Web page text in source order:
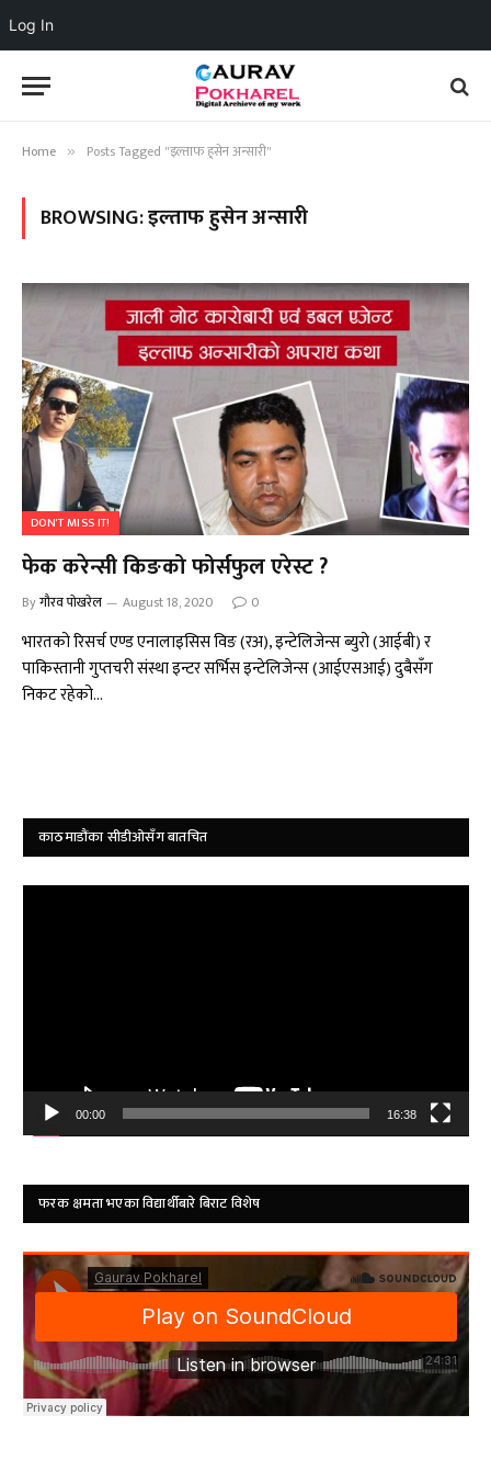
Log In
Home » Posts Tagged "इल्ताफ हुसेन अन्सारी"
BROWSING:इल्ताफ हुसेन अन्सारी
DON'T MISS IT!
फेक करेन्सी किङको फोर्सफुल एरेस्ट ?
Byगौरव पोखरेल August 18, 2020 0
भारतको रिसर्च एण्ड एनालाइसिस विङ (रअ), इन्टेलिजेन्स ब्युरो (आईबी) र
पाकिस्तानी गुप्तचरी संस्था इन्टर सर्भिस इन्टेलिजेन्स (आईएसआई) दुबैसँग
निकट रहेको…
काठमाडौंका सीडीओसँग बातचित
00:00 16:38
फरक क्षमता भएका विद्यार्थीबारे बिराट विशेष